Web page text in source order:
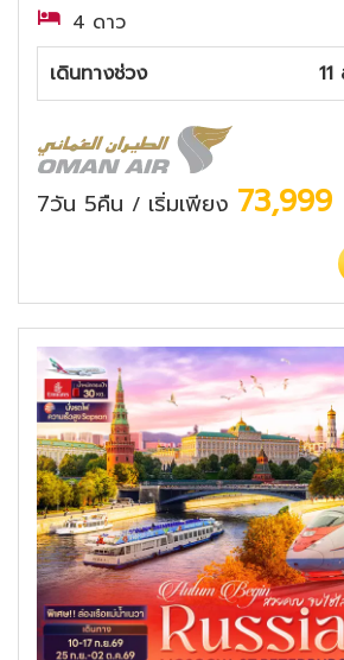
4 ดาว
เดินทางช่วง
7วัน 5คืน / เริ่มเพียง 73,999